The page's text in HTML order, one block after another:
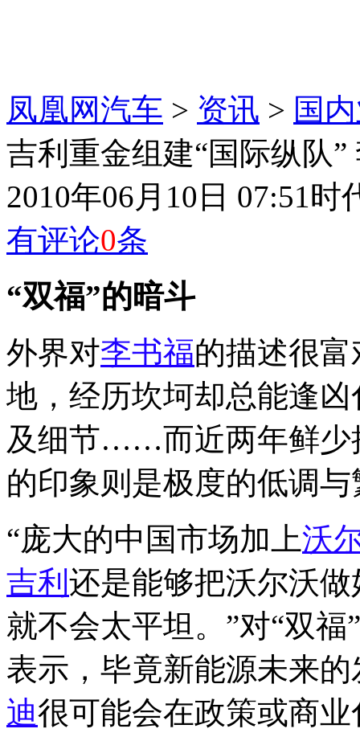
凤凰网汽车 > 资讯 > 国
吉利重金组建“国际纵队
2010年06月10日 07:51时
有评论0条
“双福”的暗斗
外界对李书福的描述很
地，经历坎坷却总能逢
及细节……而近两年鲜少
的印象则是极度的低调
“庞大的中国市场加上沃
吉利 还是能够把沃尔沃
就不会太平坦。”对“双
表示，毕竟新能源未来
迪很可能会在政策或商